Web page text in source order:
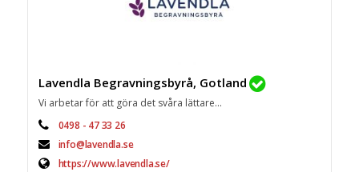
Lavendla Begravningsbyrå, Gotland
Vi arbetar för att göra det svåra lättare...
0498 - 47 33 26
info@lavendla.se
https://www.lavendla.se/